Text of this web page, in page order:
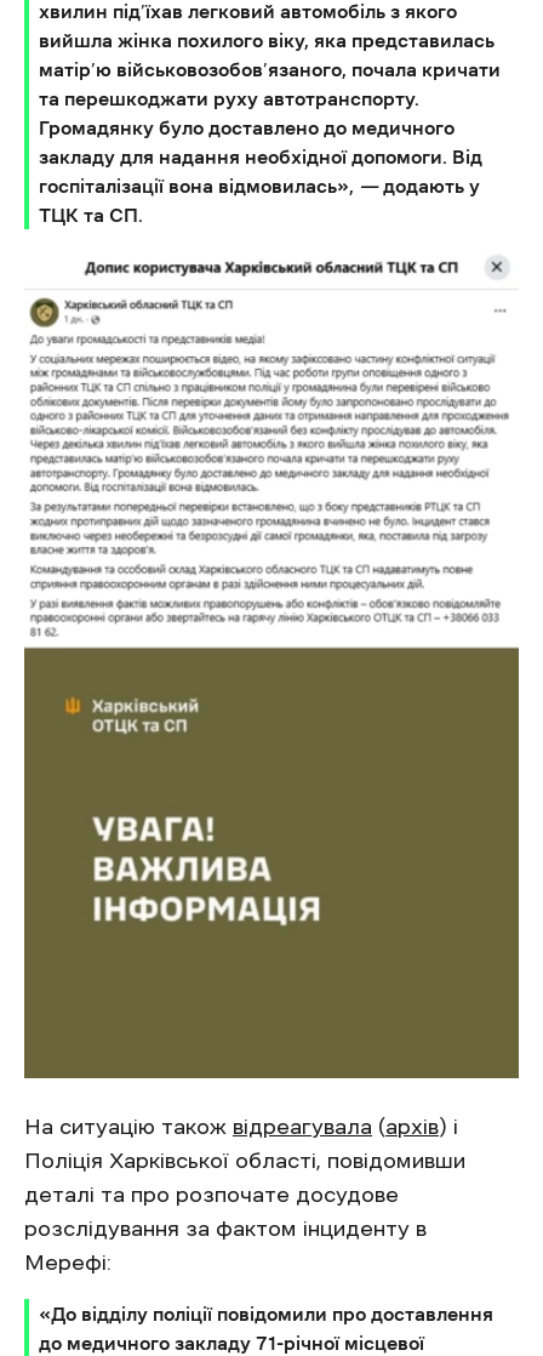
хвилин під’їхав легковий автомобіль з якого
вийшла жінка похилого віку, яка представилась
матір’ю військовозобов’язаного, почала кричати
та перешкоджати руху автотранспорту.
Громадянку було доставлено до медичного
закладу для надання необхідної допомоги. Від
госпіталізації вона відмовилась»,
—додають у
ТЦК та СП.
На ситуацію також відреагувала (архів) і
Поліція Харківської області, повідомивши
деталі та про розпочате досудове
розслідування за фактом інциденту в
Мерефі:
«До відділу поліції повідомили про доставлення
до медичного закладу 71-річної місцевої